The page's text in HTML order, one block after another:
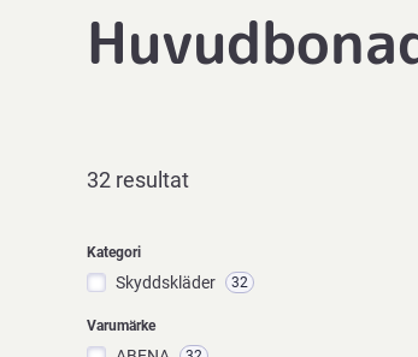
32 resultat
Kategori
Skyddskläder 32
Varumärke